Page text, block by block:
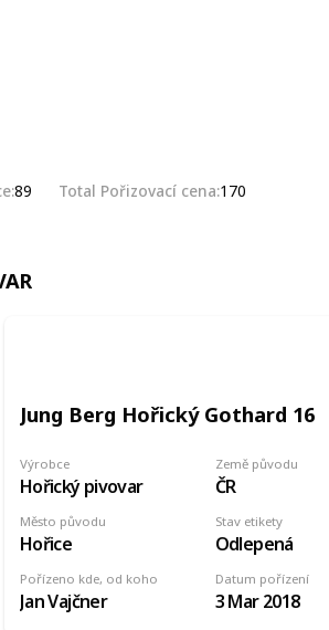
89 Total Pořizovací cena 170
Jung Berg Hořický Gothard 16
Výrobce
Hořický pivovar
Země původu
ČR
Pořízeno kde, od koho
Jan Vajčner
Stav etikety
Odlepená
Datum pořízení
3 Mar 2018
Město původu
Hořice